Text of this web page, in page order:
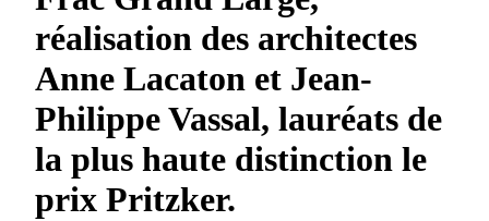
réalisation des architectes
Anne Lacaton et Jean-
Philippe Vassal, lauréats de
la plus haute distinction le
prix Pritzker.